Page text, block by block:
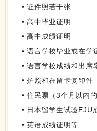
• 证件照若干张
• 高中毕业证明
• 高中成绩证明
• 语言学校毕业或在学
• 语言学校成绩和出席
• 护照和在留卡复印件
• 住民票（3个月以内的
• 日本留学生试验EJU
• 英语成绩证明等